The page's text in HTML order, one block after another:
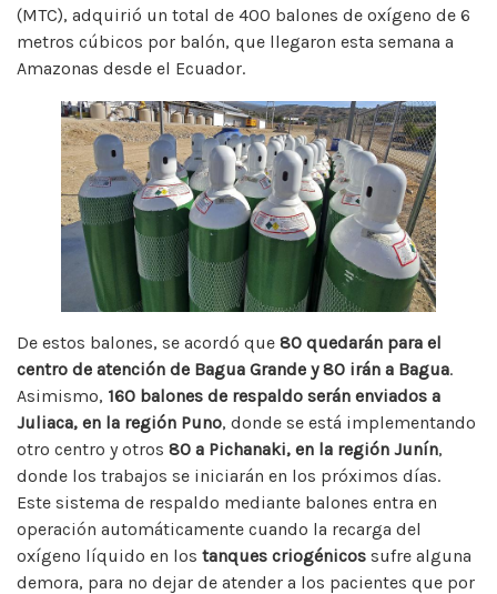
(MTC), adquirió un total de 400 balones de oxígeno de 6
metros cúbicos por balón, que llegaron esta semana a
Amazonas desde el Ecuador.
De estos balones, se acordó que 80 quedarán para el
centro de atención de Bagua Grande y 80 irán a Bagua.
Asimismo, 160 balones de respaldo serán enviados a
Juliaca, en la región Puno, donde se está implementando
otro centro y otros 80 a Pichanaki, en la región Junín,
donde los trabajos se iniciarán en los próximos días.
Este sistema de respaldo mediante balones entra en
operación automáticamente cuando la recarga del
oxígeno líquido en los tanques criogénicos sufre alguna
demora, para no dejar de atender a los pacientes que por